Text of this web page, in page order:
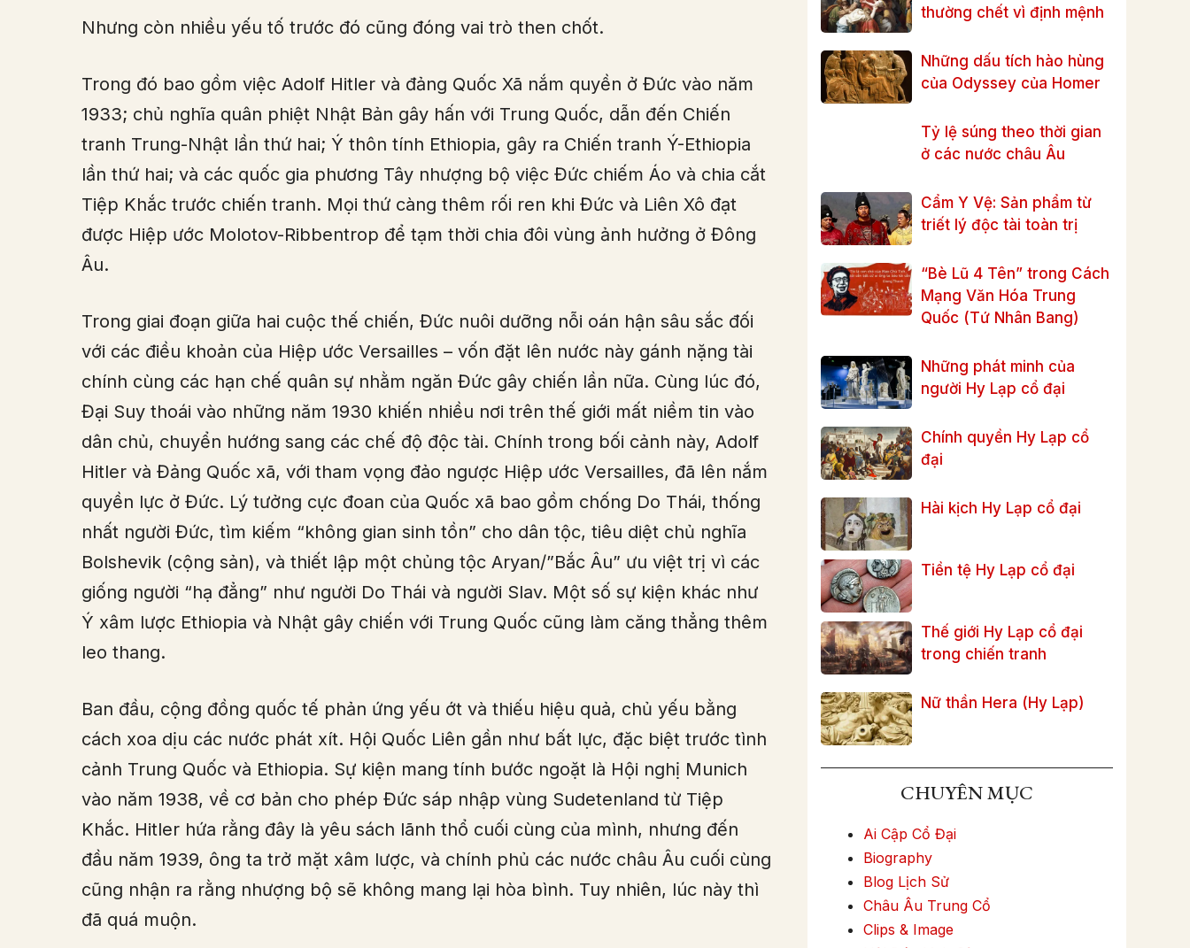
Nhưng còn nhiều yếu tố trước đó cũng đóng vai trò then chốt.
Trong đó bao gồm việc Adolf Hitler và đảng Quốc Xã nắm quyền ở Đức vào năm
1933; chủ nghĩa quân phiệt Nhật Bản gây hấn với Trung Quốc, dẫn đến Chiến
tranh Trung-Nhật lần thứ hai; Ý thôn tính Ethiopia, gây ra Chiến tranh Ý-Ethiopia
lần thứ hai; và các quốc gia phương Tây nhượng bộ việc Đức chiếm Áo và chia cắt
Tiệp Khắc trước chiến tranh. Mọi thứ càng thêm rối ren khi Đức và Liên Xô đạt
được Hiệp ước Molotov-Ribbentrop để tạm thời chia đôi vùng ảnh hưởng ở Đông
Âu.
Trong giai đoạn giữa hai cuộc thế chiến, Đức nuôi dưỡng nỗi oán hận sâu sắc đối
với các điều khoản của Hiệp ước Versailles – vốn đặt lên nước này gánh nặng tài
chính cùng các hạn chế quân sự nhằm ngăn Đức gây chiến lần nữa. Cùng lúc đó,
Đại Suy thoái vào những năm 1930 khiến nhiều nơi trên thế giới mất niềm tin vào
dân chủ, chuyển hướng sang các chế độ độc tài. Chính trong bối cảnh này, Adolf
Hitler và Đảng Quốc xã, với tham vọng đảo ngược Hiệp ước Versailles, đã lên nắm
quyền lực ở Đức. Lý tưởng cực đoan của Quốc xã bao gồm chống Do Thái, thống
nhất người Đức, tìm kiếm “không gian sinh tồn” cho dân tộc, tiêu diệt chủ nghĩa
Bolshevik (cộng sản), và thiết lập một chủng tộc Aryan/”Bắc Âu” ưu việt trị vì các
giống người “hạ đẳng” như người Do Thái và người Slav. Một số sự kiện khác như
Ý xâm lược Ethiopia và Nhật gây chiến với Trung Quốc cũng làm căng thẳng thêm
leo thang.
Ban đầu, cộng đồng quốc tế phản ứng yếu ớt và thiếu hiệu quả, chủ yếu bằng
cách xoa dịu các nước phát xít. Hội Quốc Liên gần như bất lực, đặc biệt trước tình
cảnh Trung Quốc và Ethiopia. Sự kiện mang tính bước ngoặt là Hội nghị Munich
vào năm 1938, về cơ bản cho phép Đức sáp nhập vùng Sudetenland từ Tiệp
Khắc. Hitler hứa rằng đây là yêu sách lãnh thổ cuối cùng của mình, nhưng đến
đầu năm 1939, ông ta trở mặt xâm lược, và chính phủ các nước châu Âu cuối cùng
cũng nhận ra rằng nhượng bộ sẽ không mang lại hòa bình. Tuy nhiên, lúc này thì
đã quá muộn.
thường chết vì định mệnh
Những dấu tích hào hùng
của Odyssey của Homer
Tỷ lệ súng theo thời gian
ở các nước châu Âu
Cẩm Y Vệ: Sản phẩm từ
triết lý độc tài toàn trị
“Bè Lũ 4 Tên” trong Cách
Mạng Văn Hóa Trung
Quốc (Tứ Nhân Bang)
Những phát minh của
người Hy Lạp cổ đại
Chính quyền Hy Lạp cổ
đại
Hài kịch Hy Lạp cổ đại
Tiền tệ Hy Lạp cổ đại
Thế giới Hy Lạp cổ đại
trong chiến tranh
Nữ thần Hera (Hy Lạp)
CHUYÊN MỤC
Ai Cập Cổ Đại
Biography
Blog Lịch Sử
Châu Âu Trung Cổ
Clips & Image